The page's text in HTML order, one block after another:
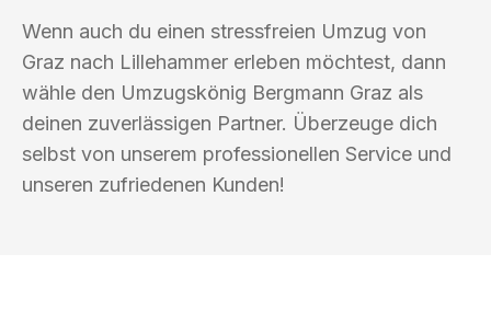
Wenn auch du einen stressfreien Umzug von
Graz nach Lillehammer erleben möchtest, dann
wähle den Umzugskönig Bergmann Graz als
deinen zuverlässigen Partner. Überzeuge dich
selbst von unserem professionellen Service und
unseren zufriedenen Kunden!